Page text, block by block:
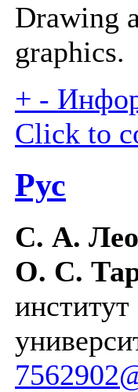
Drawing
graphics.
+ -
Click to
Рус
С. А.
О. С.